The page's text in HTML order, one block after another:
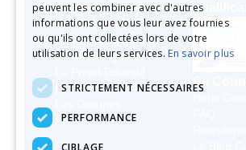
Connaître
Notre Histoire
Notre Engagement
La Charte Qualité
Les Aides Possibles
Se
Nous
Le Blog
peuvent les combiner avec d'autres
informations que vous leur avez fournies
ou qu'ils ont collectées lors de votre
utilisation de leurs services. En savoir plus
STRICTEMENT NÉCESSAIRES
PERFORMANCE
CIBLAGE